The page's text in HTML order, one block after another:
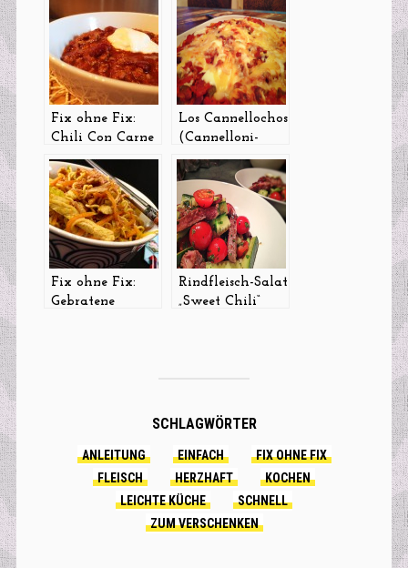
Fix ohne Fix:
Chili Con Carne
Los Cannellochos
(Cannelloni-
Auflauf mit
überbackenem
Chili con Carne)
Fix ohne Fix:
Gebratene
Rindfleisch-Salat
„Sweet Chili“
SCHLAGWÖRTER
ANLEITUNG EINFACH
FIX OHNE FIX
FLEISCH
HERZHAFT
KOCHEN
LEICHTE KÜCHE
SCHNELL
ZUM VERSCHENKEN